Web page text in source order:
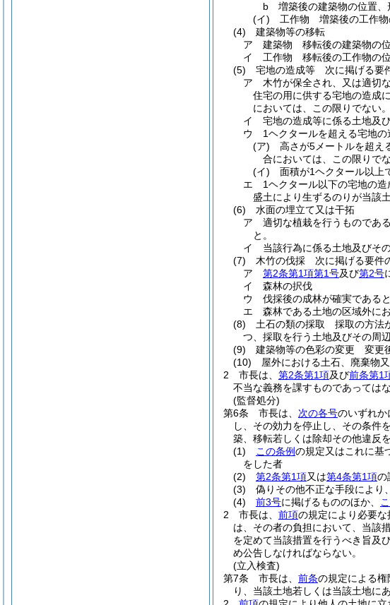
b
増築後の建築物の位置
(イ)
工作物 増築後の工作物
(4)
建築物等の移転
ア
建築物 移転後の建築物の位
イ
工作物 移転後の工作物の位
(5)
宅地の造成等 次に掲げる要
ア
木竹が保全され、又は適切
住宅の用に供する宅地の造成
においては、この限りでない。
イ
宅地の造成等に係る土地及
ウ
1ヘクタールを超える宅地の
(ア)
高さが5メートルを超え
合においては、この限りでな
(イ)
面積が1ヘクタール以上
エ
1ヘクタール以下の宅地の造
盛土により生ずるのりが当該
(6)
水面の埋立て又は干拓
ア
適切な植栽を行うものであ
と。
イ
当該行為に係る土地及びそ
(7)
木竹の伐採 次に掲げる要件
ア
第2条第1項第1号及び第2号
イ
森林の択伐
ウ
伐採後の成林が確実である
エ
森林である土地の区域外に
(8)
土石の類の採取 採取の方法
つ、採取を行う土地及びその周
(9)
建築物等の色彩の変更 変更
(10)
屋外における土石、廃棄物
2
市長は、 第2条第1項及び前条第1
不当な義務を課すものであってはな
(監督処分)
第6条
市長は、 次の各号のいずれか
し、その効力を停止し、その条件
築、移転若しくは除却その他違反
(1)
この条例の規定又はこれに基
をした者
(2)
第2条第1項又は第4条第1項の
(3)
偽りその他不正な手段により、
(4)
前3号に掲げるもののほか、
2
市長は、 前項の規定により必要
は、その者の負担において、当該
を定めて当該措置を行うべき旨及
め公告しなければならない。
(立入検査)
第7条
市長は、 前条の規定による権
り、当該土地若しくは当該土地に